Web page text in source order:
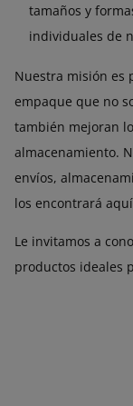
tamaños y
individuales de
Nuestra misión es
empaque que no
también mejoran
almacenamiento.
envíos,
los encontrará
Le invitamos a
productos ideales